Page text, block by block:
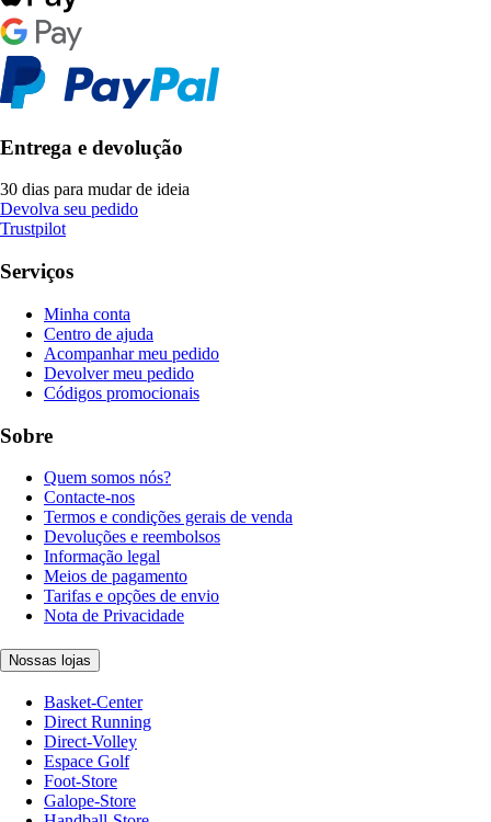
Entrega e devolução
30 dias para mudar de ideia
Devolva seu pedido
Trustpilot
Serviços
Minha conta
Centro de ajuda
Acompanhar meu pedido
Devolver meu pedido
Códigos promocionais
Sobre
Quem somos nós?
Contacte-nos
Termos e condições gerais de venda
Devoluções e reembolsos
Informação legal
Meios de pagamento
Tarifas e opções de envio
Nota de Privacidade
Nossas lojas
Basket-Center
Direct Running
Direct-Volley
Espace Golf
Foot-Store
Galope-Store